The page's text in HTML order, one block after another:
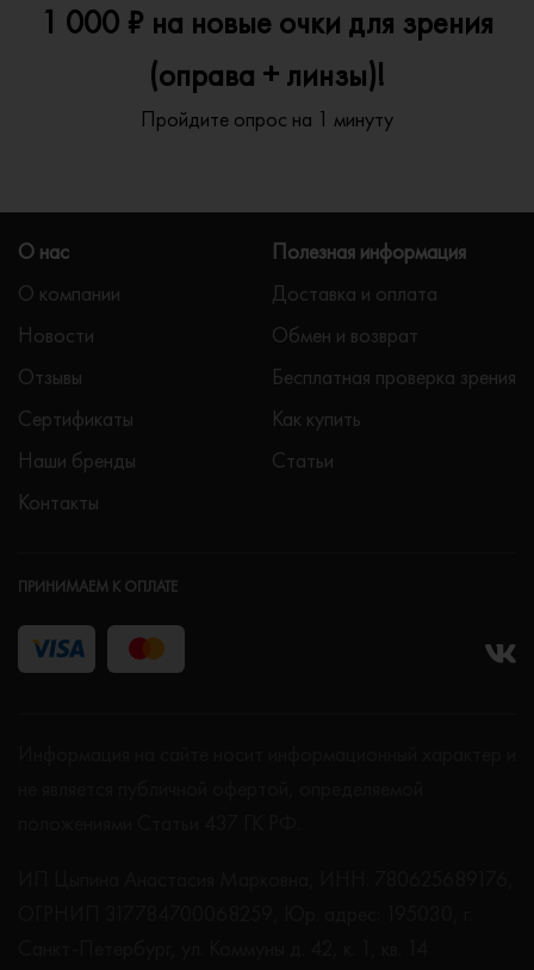
1 000 ₽ на новые очки для зрения
(оправа + линзы)!
Пройдите опрос на 1 минуту
О нас
О компании
Новости
Отзывы
Сертификаты
Наши бренды
Контакты
Полезная информация
Доставка и оплата
Обмен и возврат
Бесплатная проверка зрения
Как купить
Статьи
ПРИНИМАЕМ К ОПЛАТЕ